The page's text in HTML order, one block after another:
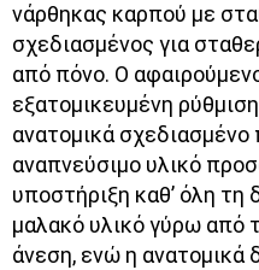
νάρθηκας καρπού με
σχεδιασμένος για
από πόνο. O
εξατομικευμένη
ανατομικά σχεδιασμένο
αναπνεύσιμο υλικό
υποστήριξη καθ’ όλη τη
μαλακό υλικό γύρω από
άνεση, ενώ η ανατομικά